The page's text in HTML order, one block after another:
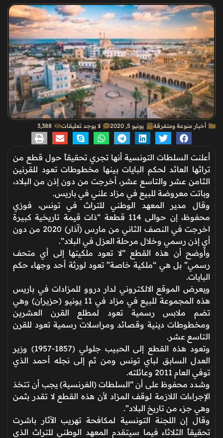
أخبار منوعة ومتفرقة يونيو 5, 2020 لا يوجد تعليقات 3٬388
أعلنت السلطات التونسية أنها تجري تحقيقاً حول قطع من
تراثها العائد لحكم البايات بينها مخطوطات تعود للقرنين
الثامن عشر والتاسع عشر، أخرجت من دون إذن من البلاد،
وباتت معروضة للبيع في مزاد علني في باريس.
وقال مدير المعهد الوطني للتراث في تونس، فوزي
محفوظ، إن حوالى 114 قطعة “ذات قيمة تاريخية كبيرة
اخرجت في النصف الثاني من مارس (آذار) 2020 من دون
أي إذن رسمي وخلال مرحلة العزل في البلاد”.
وأوضح أن هذه القطع “لا تعود ملكيتها إلى أي متحف
رسمي” بل هي “ملكية خاصة” تعود لورثة أحد وجهاء حكم
البايات.
ويعرض الموقع الالكتروني لدار دروو للمزادات في باريس
هذه المجموعة للبيع في مزاد في 11 يونيو (حزيران) وهي
تضم ملابس رسمية تعود لمطلع القرن العشرين
ومخطوطات دينية وقصائد ومراسلات رسمية تعود للقرن
التاسع عشر.
وتعود هذه القطع إلى الحبيب جلولي (1857-1957) وزير
العدل السابق لباي تونس ومن ثم إلى نجله أحمد الذي
توفي العام 2011 وعائلته.
وشدد محفوظ على أن “السلطات (الفرنسية) يجب أن تتخذ
الإجراءات اللازمة لوقف المزاد لأن هذه القطع لا تقدر بثمن
وهي جزء من تاريخ البلاد”.
وقال إن اللجنة التونسية لمكافحة تهريب الآثار باشرت
تحقيقاً الثلاثاء فيما سيتقدم المعهد الوطني للتراث الذي